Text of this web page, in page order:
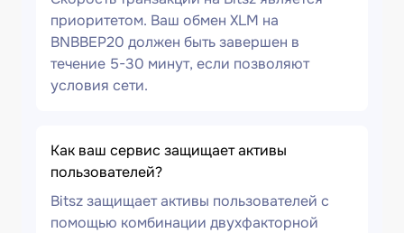
приоритетом. Ваш обмен XLM на
BNBBEP20 должен быть завершен в
течение 5-30 минут, если позволяют
условия сети.
Как ваш сервис защищает активы
пользователей?
Bitsz защищает активы пользователей с
помощью комбинации двухфакторной